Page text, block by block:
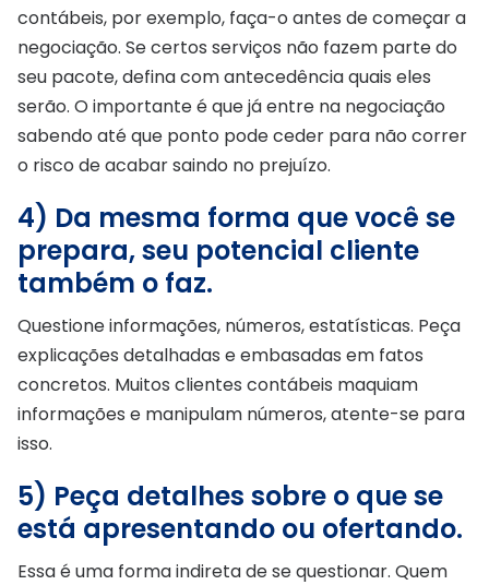
contábeis, por exemplo, faça-o antes de começar a
negociação. Se certos serviços não fazem parte do
seu pacote, defina com antecedência quais eles
serão. O importante é que já entre na negociação
sabendo até que ponto pode ceder para não correr
o risco de acabar saindo no prejuízo.
4) Da mesma forma que você se
prepara, seu potencial cliente
também o faz.
Questione informações, números, estatísticas. Peça
explicações detalhadas e embasadas em fatos
concretos. Muitos clientes contábeis maquiam
informações e manipulam números, atente-se para
isso.
5) Peça detalhes sobre o que se
está apresentando ou ofertando.
Essa é uma forma indireta de se questionar. Quem